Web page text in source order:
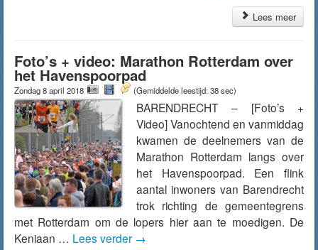
Lees meer
Foto’s + video: Marathon Rotterdam over
het Havenspoorpad
Zondag 8 april 2018 (Gemiddelde leestijd: 38 sec)
BARENDRECHT – [Foto’s +
Video] Vanochtend en vanmiddag
kwamen de deelnemers van de
Marathon Rotterdam langs over
het Havenspoorpad. Een flink
aantal inwoners van Barendrecht
trok richting de gemeentegrens
met Rotterdam om de lopers hier aan te moedigen. De
Keniaan … Lees verder →